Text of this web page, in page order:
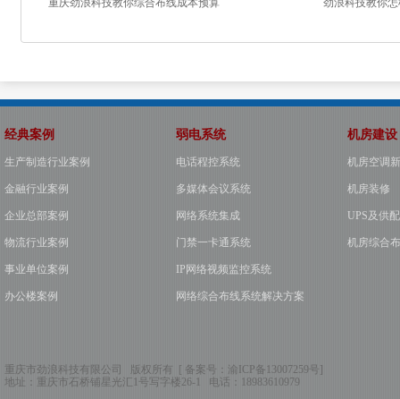
重庆劲浪科技教你综合布线成本预算
劲浪科技教你
经典案例
生产制造行业案例
金融行业案例
企业总部案例
物流行业案例
事业单位案例
办公楼案例
弱电系统
电话程控系统
多媒体会议系统
网络系统集成
门禁一卡通系统
IP网络视频监控系统
网络综合布线系统解决方案
机房建设
机房空调
机房装修
UPS及供
机房综合
重庆市劲浪科技有限公司 版权所有 [ 备案号： 渝ICP备13007259号]
地址： 重庆市石桥铺星光汇1号写字楼26-1 电话： 18983610979